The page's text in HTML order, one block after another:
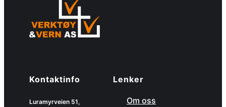
Kontaktinfo
Luramyrveien 51,
Lenker
Om oss